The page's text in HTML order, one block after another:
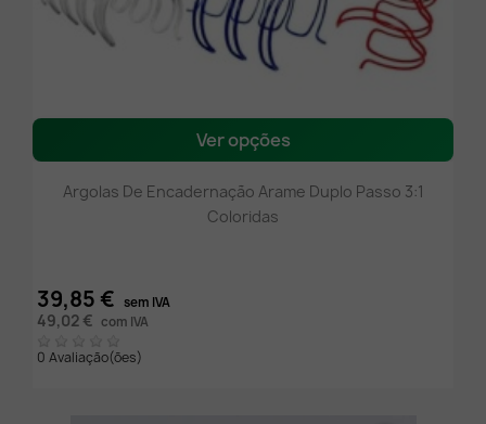
Ver opções
Argolas De Encadernação Arame Duplo Passo 3:1
Coloridas
39,85 € sem IVA
49,02 € com IVA
0 Avaliação(ões)